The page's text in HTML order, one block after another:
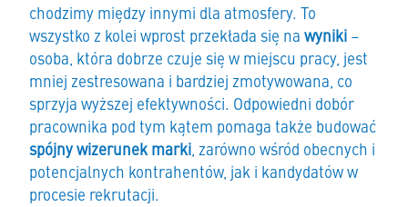
chodzimy między innymi dla atmosfery. To
wszystko z kolei wprost przekłada się na wyniki –
osoba, która dobrze czuje się w miejscu pracy, jest
mniej zestresowana i bardziej zmotywowana, co
sprzyja wyższej efektywności. Odpowiedni dobór
pracownika pod tym kątem pomaga także budować
spójny wizerunek marki, zarówno wśród obecnych i
potencjalnych kontrahentów, jak i kandydatów w
procesie rekrutacji.